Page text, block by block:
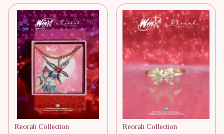
Reorah Collection
Reorah Collection